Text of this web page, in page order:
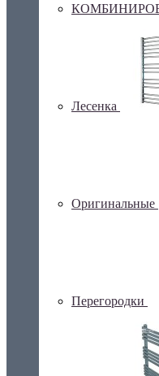
Лесенка
Оригинальные
Перегородки